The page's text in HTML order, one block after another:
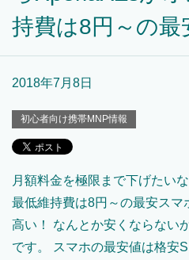
持費は8円～の最
2018年7月8日
初心者向け携帯MNP情報
月額料金を極限まで下げたい
最低維持費は8円～の最安スマ
高い！ なんとか安くならない
です。 スマホの最安値は格安